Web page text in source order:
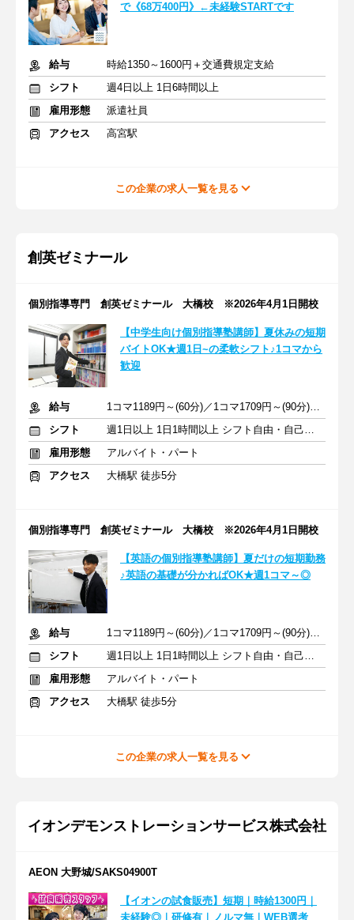
で《68万400円》←未経験STARTです
給与
時給1350～1600円＋交通費規定支給
シフト
週4日以上 1日6時間以上
雇用形態
派遣社員
アクセス
高宮駅
この企業の求人一覧を見る
創英ゼミナール
個別指導専門 創英ゼミナール 大橋校 ※2026年4月1日開校
【中学生向け個別指導塾講師】夏休みの短期
バイトOK★週1日~の柔軟シフト♪1コマから
歓迎
給与
1コマ1189円～(60分)／1コマ1709円～(90分) ※準備報告手当込み
シフト
週1日以上 1日1時間以上 シフト自由・自己申告
雇用形態
アルバイト・パート
アクセス
大橋駅 徒歩5分
個別指導専門 創英ゼミナール 大橋校 ※2026年4月1日開校
【英語の個別指導塾講師】夏だけの短期勤務
♪英語の基礎が分かればOK★週1コマ～◎
給与
1コマ1189円～(60分)／1コマ1709円～(90分) ※準備報告手当込み
シフト
週1日以上 1日1時間以上 シフト自由・自己申告
雇用形態
アルバイト・パート
アクセス
大橋駅 徒歩5分
この企業の求人一覧を見る
イオンデモンストレーションサービス株式会社
AEON 大野城/SAKS04900T
【イオンの試食販売】短期｜時給1300円｜
未経験◎｜研修有｜ノルマ無｜WEB選考